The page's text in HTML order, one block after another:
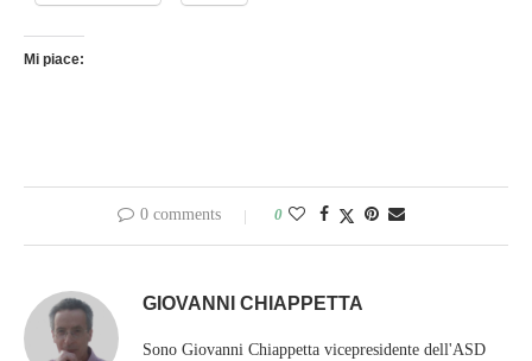
Mi piace:
0 comments 0
GIOVANNI CHIAPPETTA
Sono Giovanni Chiappetta vicepresidente dell'ASD